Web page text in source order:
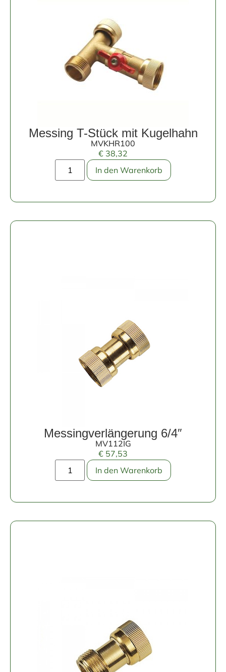
Messing T-Stück mit Kugelhahn
MVKHR100
€ 38,32
In den Warenkorb
Messingverlängerung 6/4″
MV112IG
€ 57,53
In den Warenkorb